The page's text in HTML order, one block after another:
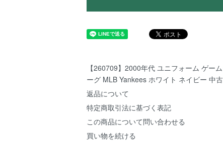
【260709】2000年代 ユニフォーム ゲー
ーグ MLB Yankees ホワイト ネイビー 中
返品について
特定商取引法に基づく表記
この商品について問い合わせる
買い物を続ける